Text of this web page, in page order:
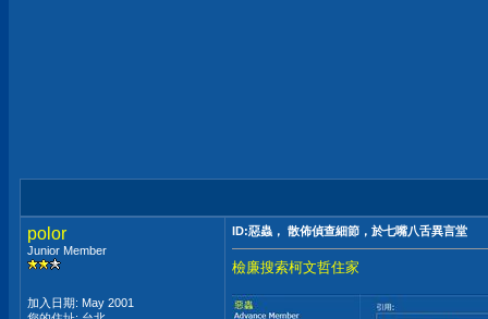
polor
Junior Member
加入日期: May 2001
ID:惡蟲， 散佈偵查細節，於七嘴八舌異言堂
檢廉搜索柯文哲住家